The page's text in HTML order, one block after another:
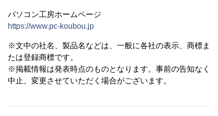
パソコン工房ホームページ
https://www.pc-koubou.jp
※文中の社名、製品名などは、一般に各社の表示、商標ま
たは登録商標です。
※掲載情報は発表時点のものとなります。事前の告知なく
中止、変更させていただく場合がございます。